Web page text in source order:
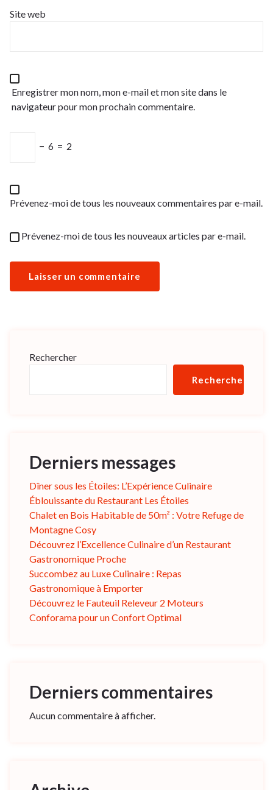
Site web
Enregistrer mon nom, mon e-mail et mon site dans le
navigateur pour mon prochain commentaire.
− 6 = 2
Prévenez-moi de tous les nouveaux commentaires par e-mail.
Prévenez-moi de tous les nouveaux articles par e-mail.
Rechercher
Rechercher
Derniers messages
Dîner sous les Étoiles: L’Expérience Culinaire
Éblouissante du Restaurant Les Étoiles
Chalet en Bois Habitable de 50m² : Votre Refuge de
Montagne Cosy
Découvrez l’Excellence Culinaire d’un Restaurant
Gastronomique Proche
Succombez au Luxe Culinaire : Repas
Gastronomique à Emporter
Découvrez le Fauteuil Releveur 2 Moteurs
Conforama pour un Confort Optimal
Derniers commentaires
Aucun commentaire à afficher.